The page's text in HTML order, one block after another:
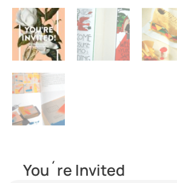
You´re Invited